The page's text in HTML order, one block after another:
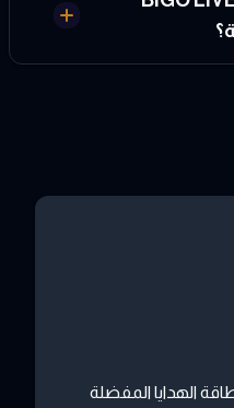
الهدايا المفضلة